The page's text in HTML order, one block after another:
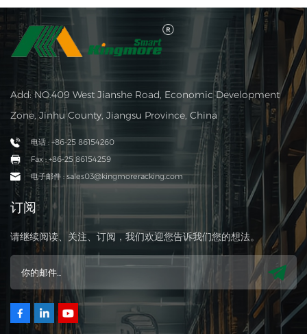
Add: NO.409 West Jianshe Road, Economic Development
Zone, Jinhu County, Jiangsu Province, China
电话 : +86-25 86154260
Fax : +86-25 86154259
电子邮件 : sales03@kingmoreracking.com
订阅
请继续阅读、关注、订阅，我们欢迎您告诉我们您的想法。